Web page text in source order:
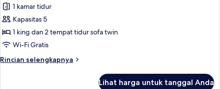
Suite
Keluarga,
jet
tub
1 kamar tidur
Kapasitas 5
1 king dan 2 tempat tidur sofa twin
Wi-Fi Gratis
Rincian selengkapnya
Rincian
Lihat harga untuk tanggal Anda